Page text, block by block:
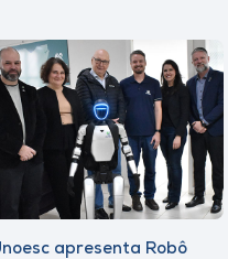
apresenta Robô